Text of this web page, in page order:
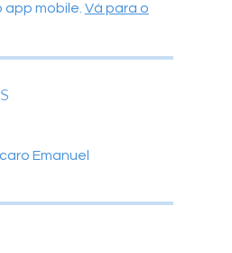
app mobile. Vá para o
Emanuel